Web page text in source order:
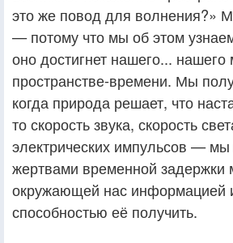
это же повод для волнения?»
— потому что мы об этом
оно достигнет нашего... нашего
пространстве-времени. Мы
когда природа решает, что
то скорость звука, скорость
электрических импульсов — мы
жертвами временной задержки
окружающей нас информацией
способностью её получить.